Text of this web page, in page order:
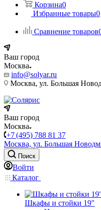
Корзина0
Избранные товары0
Сравнение товаров
Ваш город
Москва
info@solyar.ru
Москва, ул. Большая
Ваш город
Москва
+7 (495) 788 81 37
Москва, ул. Большая
Поиск
Войти
Каталог
Шкафы и стойки 19"